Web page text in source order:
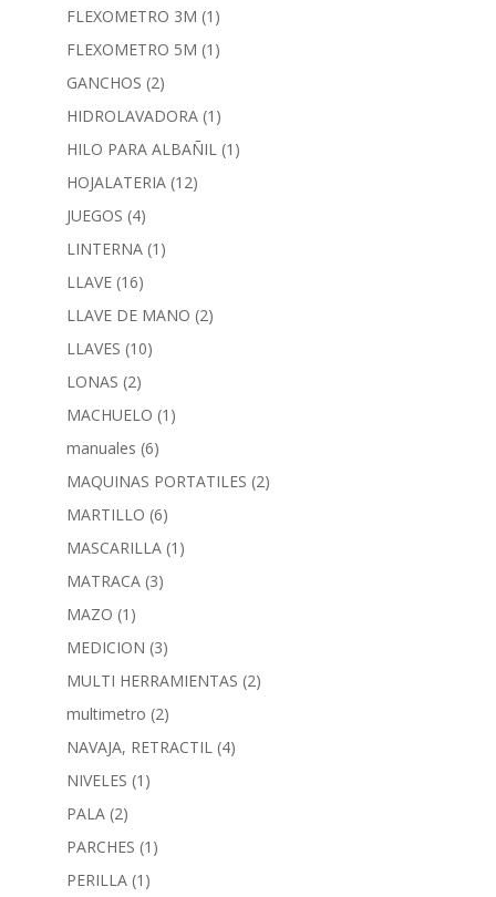
FLEXOMETRO 3M (1)
FLEXOMETRO 5M (1)
GANCHOS (2)
HIDROLAVADORA (1)
HILO PARA ALBAÑIL (1)
HOJALATERIA (12)
JUEGOS (4)
LINTERNA (1)
LLAVE (16)
LLAVE DE MANO (2)
LLAVES (10)
LONAS (2)
MACHUELO (1)
manuales (6)
MAQUINAS PORTATILES (2)
MARTILLO (6)
MASCARILLA (1)
MATRACA (3)
MAZO (1)
MEDICION (3)
MULTI HERRAMIENTAS (2)
multimetro (2)
NAVAJA, RETRACTIL (4)
NIVELES (1)
PALA (2)
PARCHES (1)
PERILLA (1)